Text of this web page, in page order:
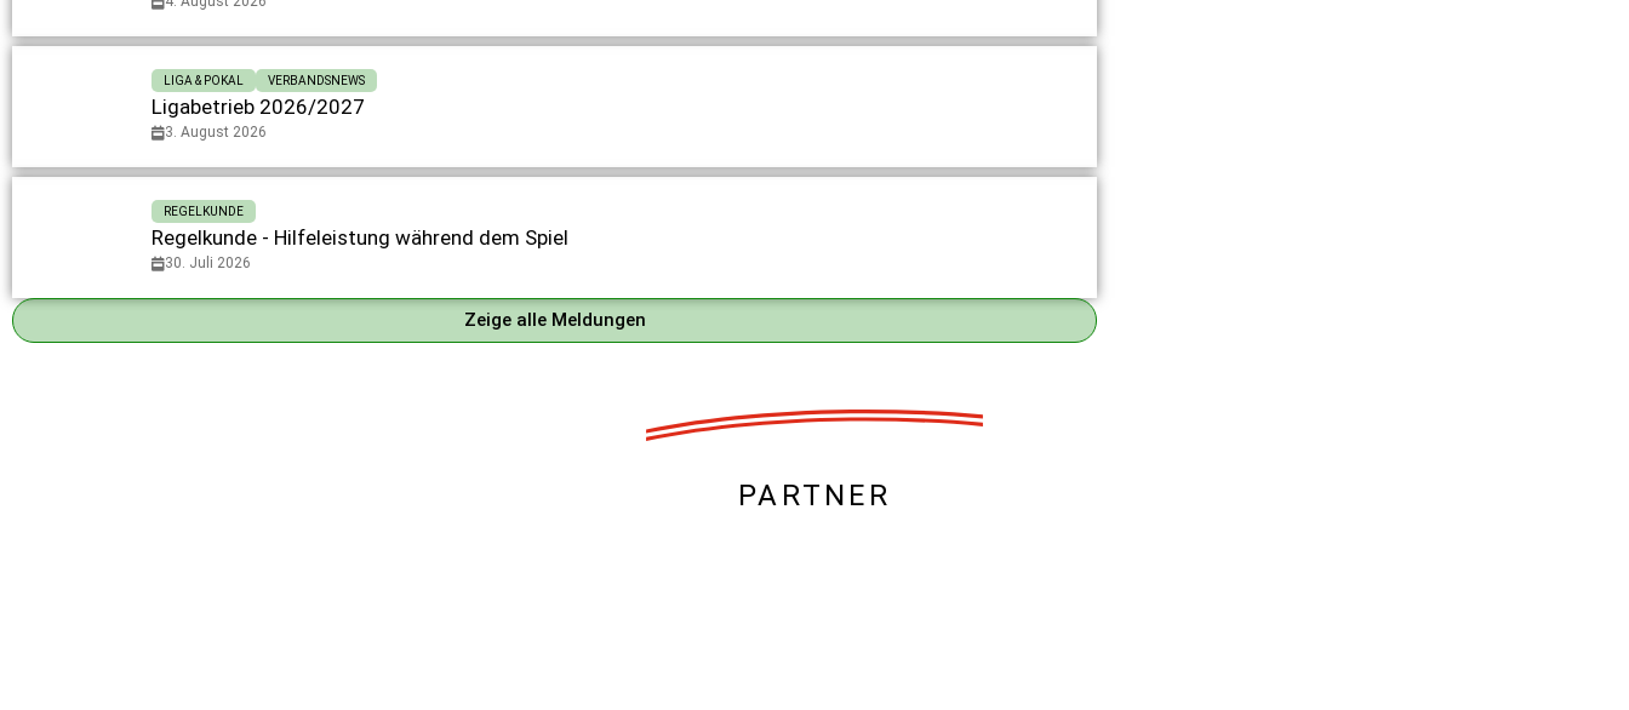
LIGA & POKAL VERBANDSNEWS
Ligabetrieb 2026/2027
3. August 2026
REGELKUNDE
Regelkunde - Hilfeleistung während dem Spiel
30. Juli 2026
Zeige alle Meldungen
PARTNER